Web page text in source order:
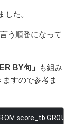
した。
う順番になって
BY句」
も組み
すので参考ま
score_tb